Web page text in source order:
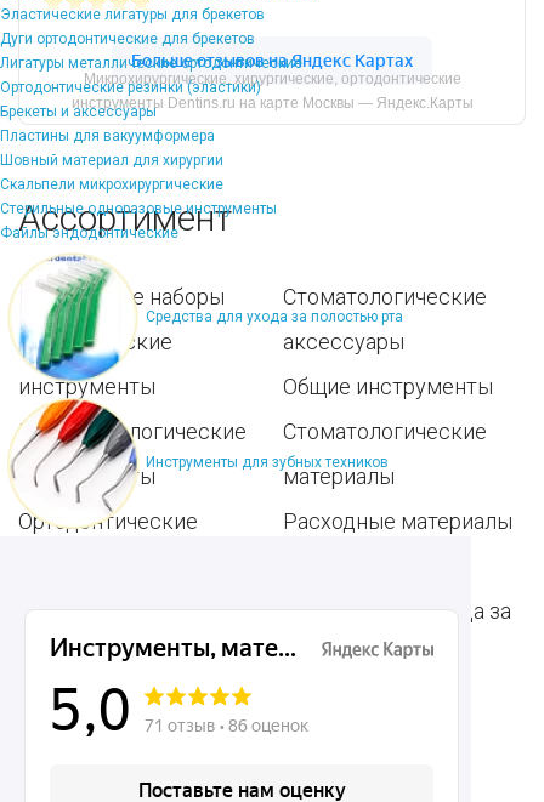
Эластические лигатуры для брекетов
Дуги ортодонтические для брекетов
Лигатуры металлические ортодонтические
Ортодонтические резинки (эластики)
Брекеты и аксессуары
Пластины для вакуумформера
Шовный материал для хирургии
Скальпели микрохирургические
Стерильные одноразовые инструменты
Файлы эндодонтические
Средства для ухода за полостью рта
Инструменты для зубных техников
Микрохирургические, хирургические, ортодонтические
инструменты Dentins.ru на карте Москвы — Яндекс.Карты
Ассортимент
Популярные наборы
Хирургические
инструменты
Пародонтологические
инструменты
Ортодонтические
Терапевтические
инструменты
Ортопедические
Стоматологические
аксессуары
Общие инструменты
Стоматологические
материалы
Расходные материалы
Средства для ухода за
полостью рта